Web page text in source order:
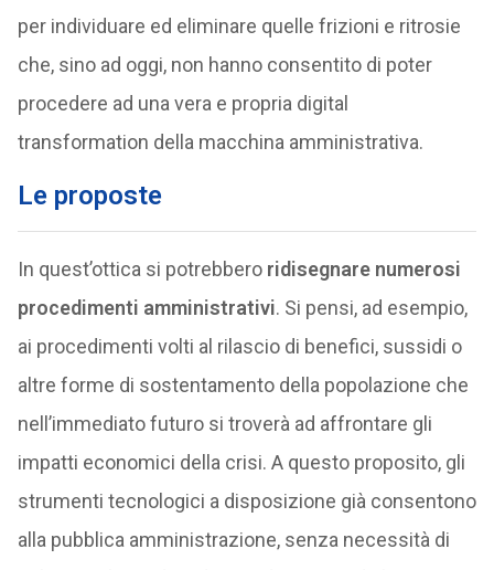
per individuare ed eliminare quelle frizioni e ritrosie
che, sino ad oggi, non hanno consentito di poter
procedere ad una vera e propria digital
transformation della macchina amministrativa.
Le proposte
In quest’ottica si potrebbero ridisegnare numerosi
procedimenti amministrativi. Si pensi, ad esempio,
ai procedimenti volti al rilascio di benefici, sussidi o
altre forme di sostentamento della popolazione che
nell’immediato futuro si troverà ad affrontare gli
impatti economici della crisi. A questo proposito, gli
strumenti tecnologici a disposizione già consentono
alla pubblica amministrazione, senza necessità di